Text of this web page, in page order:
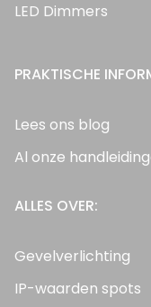
LED Dimmers
PRAKTISCHE
Lees ons blog
Al onze
ALLES OVER:
Gevelverlichting
IP-waarden spots